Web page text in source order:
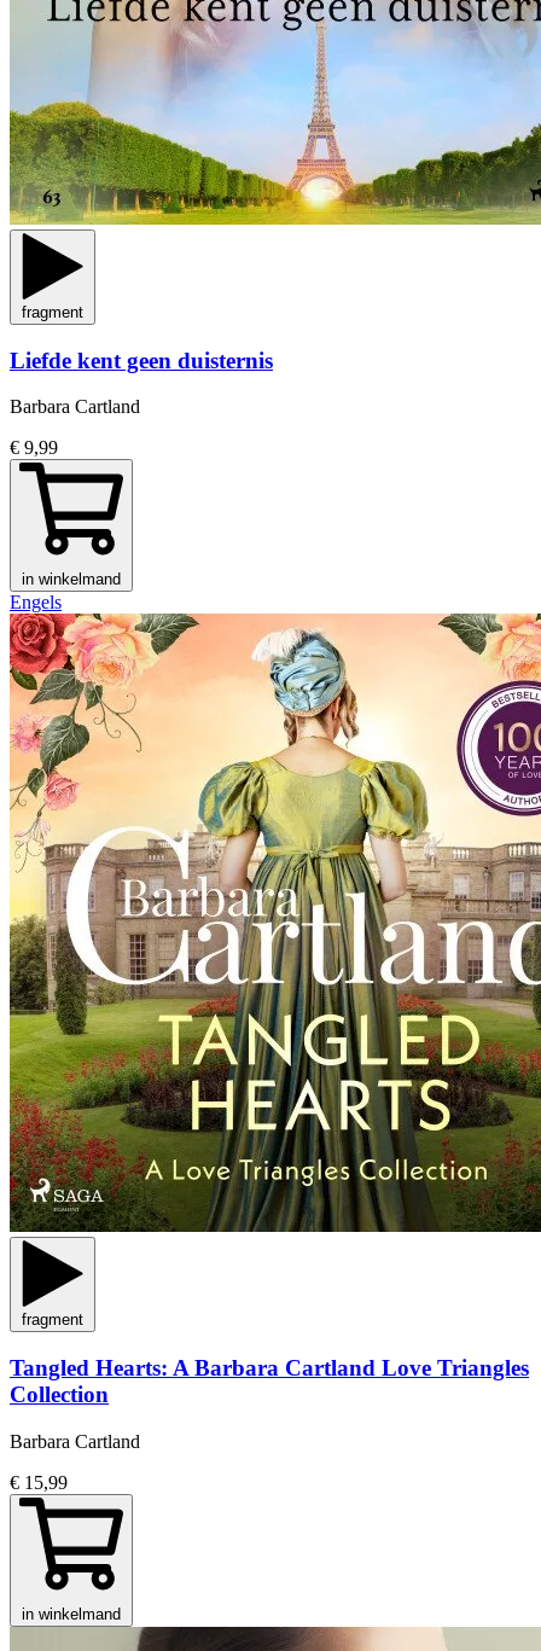
fragment
Liefde kent geen duisternis
Barbara Cartland
€ 9,99
in winkelmand
Engels
fragment
Tangled Hearts: A Barbara Cartland Love Triangles
Collection
Barbara Cartland
€ 15,99
in winkelmand